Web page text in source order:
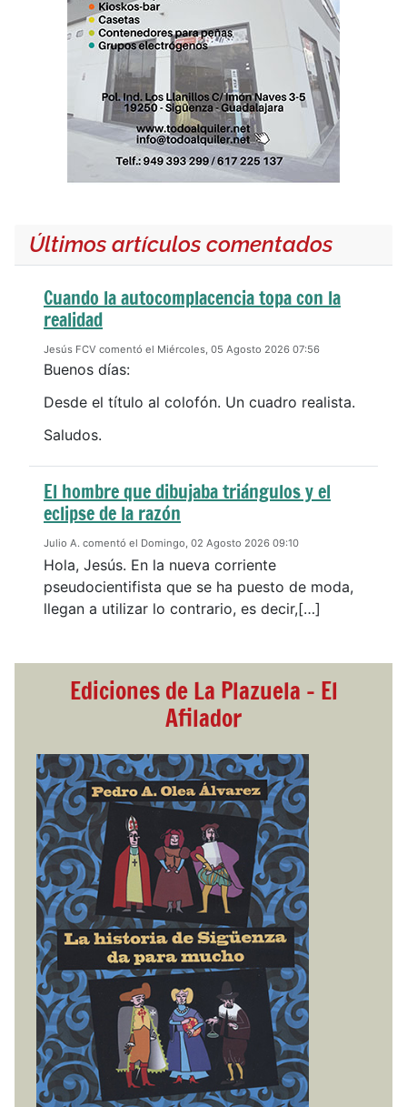
Últimos artículos comentados
Cuando la autocomplacencia topa con la
realidad
Jesús FCV comentó el Miércoles, 05 Agosto 2026 07:56
Buenos días:
Desde el título al colofón. Un cuadro realista.
Saludos.
El hombre que dibujaba triángulos y el
eclipse de la razón
Julio A. comentó el Domingo, 02 Agosto 2026 09:10
Hola, Jesús. En la nueva corriente
pseudocientifista que se ha puesto de moda,
llegan a utilizar lo contrario, es decir,[…]
Ediciones de La Plazuela - El
Afilador